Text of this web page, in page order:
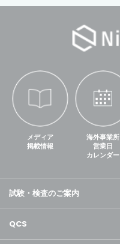
メディア
掲載情報
海外事業所
営業日
カレンダー
試験・検査のご案内
QCS